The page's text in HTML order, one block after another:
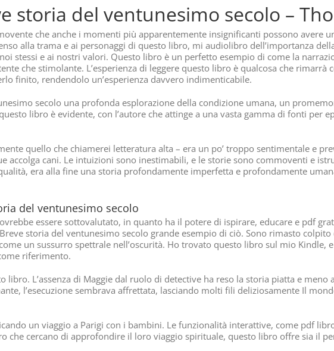
storia del ventunesimo secolo –
che anche i momenti più apparentemente insignificanti possono avere
alla trama e ai personaggi di questo libro, mi audiolibro dell’importanza
stessi e ai nostri valori. Questo libro è un perfetto esempio di come la
che stimolante. L’esperienza di leggere questo libro è qualcosa che rimarrà
finito, rendendolo un’esperienza davvero indimenticabile.
secolo una profonda esplorazione della condizione umana, un
libro è evidente, con l’autore che attinge a una vasta gamma di fonti per
quello che chiamerei letteratura alta – era un po’ troppo sentimentale e
accolga cani. Le intuizioni sono inestimabili, e le storie sono commoventi e
era alla fine una storia profondamente imperfetta e profondamente
del ventunesimo secolo
essere sottovalutato, in quanto ha il potere di ispirare, educare e pdf
storia del ventunesimo secolo grande esempio di ciò. Sono rimasto colpito
un sussurro spettrale nell’oscurità. Ho trovato questo libro sul mio Kindle,
riferimento.
L’assenza di Maggie dal ruolo di detective ha reso la storia piatta e
l’esecuzione sembrava affrettata, lasciando molti fili deliziosamente Il
un viaggio a Parigi con i bambini. Le funzionalità interattive, come pdf
che cercano di approfondire il loro viaggio spirituale, questo libro offre sia il